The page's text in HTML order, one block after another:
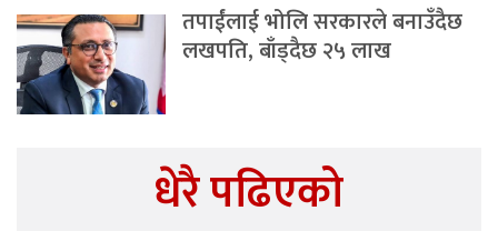
तपाईंलाई भोलि सरकारले बनाउँदैछ
लखपति, बाँड्दैछ २५ लाख
धेरै पढिएको